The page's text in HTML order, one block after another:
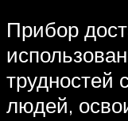
Прибор
трудностей
людей,